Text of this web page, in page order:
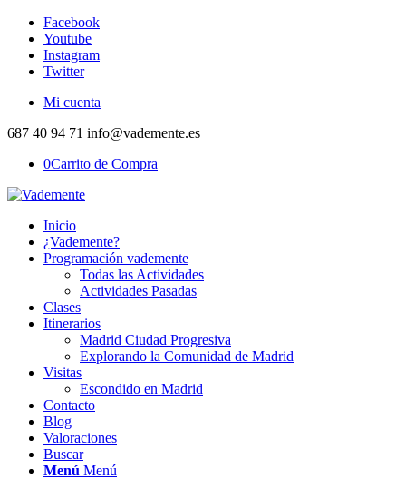
Facebook
Youtube
Instagram
Twitter
Mi cuenta
687 40 94 71 info@vademente.es
0Carrito de Compra
Inicio
¿Vademente?
Programación vademente
Todas las Actividades
Actividades Pasadas
Clases
Itinerarios
Madrid Ciudad Progresiva
Explorando la Comunidad de Madrid
Visitas
Escondido en Madrid
Contacto
Blog
Valoraciones
Buscar
Menú Menú